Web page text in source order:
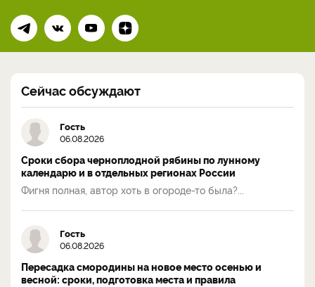
Сейчас обсуждают
Гость
06.08.2026
Сроки сбора черноплодной рябины по лунному
календарю и в отдельных регионах России
Фигня полная, автор хоть в огороде-то была?...
Гость
06.08.2026
Пересадка смородины на новое место осенью и
весной: сроки, подготовка места и правила